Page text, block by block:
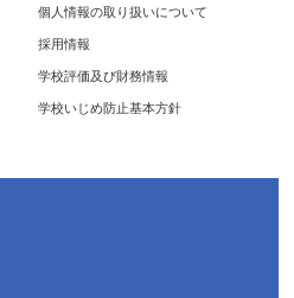
個人情報の取り扱いについて
採用情報
学校評価及び財務情報
学校いじめ防止基本方針